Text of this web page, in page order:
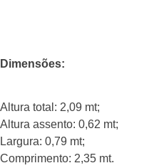
Dimensões:
Altura total: 2,09 mt;
Altura assento: 0,62 mt;
Largura: 0,79 mt;
Comprimento: 2,35 mt.